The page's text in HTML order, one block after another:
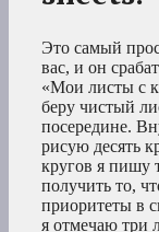
Это самый
вас, и он
«Мои листы с
беру чистый
посередине.
рисую десять
кругов я пишу
получить то,
приоритеты в
я отмечаю три